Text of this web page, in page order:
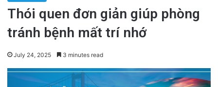
Thói quen đơn giản giúp phòng
tránh bệnh mất trí nhớ
July 24, 2025 3 minutes read